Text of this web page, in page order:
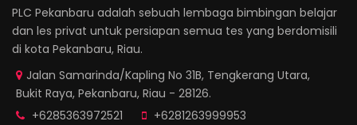
PLC Pekanbaru adalah sebuah lembaga bimbingan belajar
dan les privat untuk persiapan semua tes yang berdomisili
di kota Pekanbaru, Riau.
Jalan Samarinda/Kapling No 31B, Tengkerang Utara,
Bukit Raya, Pekanbaru, Riau - 28126.
+6285363972521
+6281263999953